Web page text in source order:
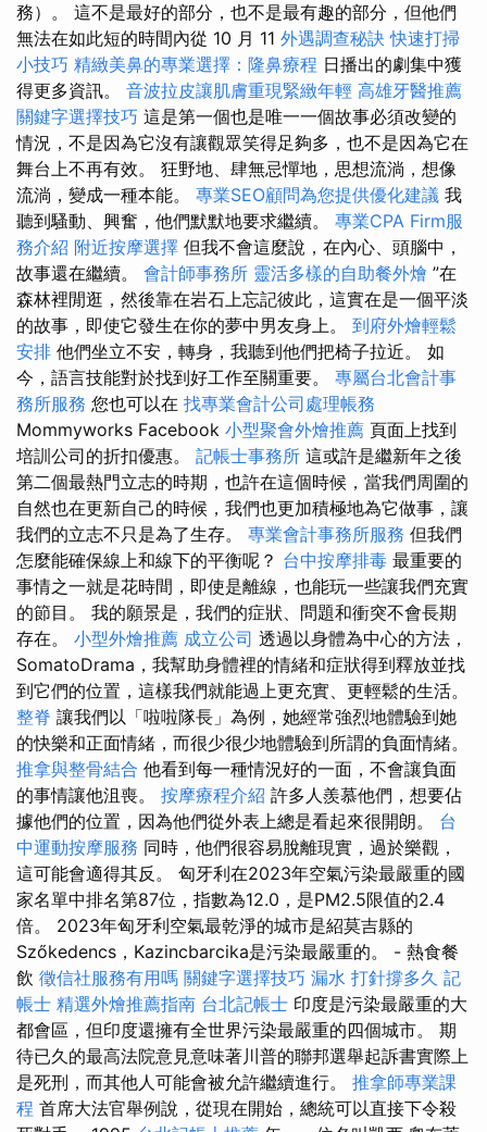
務）。 這不是最好的部分，也不是最有趣的部分，但他們
無法在如此短的時間內從 10 月 11 外遇調查秘訣 快速打掃
小技巧 精緻美鼻的專業選擇：隆鼻療程 日播出的劇集中獲
得更多資訊。 音波拉皮讓肌膚重現緊緻年輕 高雄牙醫推薦
關鍵字選擇技巧 這是第一個也是唯一一個故事必須改變的
情況，不是因為它沒有讓觀眾笑得足夠多，也不是因為它在
舞台上不再有效。 狂野地、肆無忌憚地，思想流淌，想像
流淌，變成一種本能。 專業SEO顧問為您提供優化建議 我
聽到騷動、興奮，他們默默地要求繼續。 專業CPA Firm服
務介紹 附近按摩選擇 但我不會這麼說，在內心、頭腦中，
故事還在繼續。 會計師事務所 靈活多樣的自助餐外燴 ”在
森林裡閒逛，然後靠在岩石上忘記彼此，這實在是一個平淡
的故事，即使它發生在你的夢中男友身上。 到府外燴輕鬆
安排 他們坐立不安，轉身，我聽到他們把椅子拉近。 如
今，語言技能對於找到好工作至關重要。 專屬台北會計事
務所服務 您也可以在 找專業會計公司處理帳務
Mommyworks Facebook 小型聚會外燴推薦 頁面上找到
培訓公司的折扣優惠。 記帳士事務所 這或許是繼新年之後
第二個最熱門立志的時期，也許在這個時候，當我們周圍的
自然也在更新自己的時候，我們也更加積極地為它做事，讓
我們的立志不只是為了生存。 專業會計事務所服務 但我們
怎麼能確保線上和線下的平衡呢？ 台中按摩排毒 最重要的
事情之一就是花時間，即使是離線，也能玩一些讓我們充實
的節目。 我的願景是，我們的症狀、問題和衝突不會長期
存在。 小型外燴推薦 成立公司 透過以身體為中心的方法，
SomatoDrama，我幫助身體裡的情緒和症狀得到釋放並找
到它們的位置，這樣我們就能過上更充實、更輕鬆的生活。
整脊 讓我們以「啦啦隊長」為例，她經常強烈地體驗到她
的快樂和正面情緒，而很少很少地體驗到所謂的負面情緒。
推拿與整骨結合 他看到每一種情況好的一面，不會讓負面
的事情讓他沮喪。 按摩療程介紹 許多人羨慕他們，想要佔
據他們的位置，因為他們從外表上總是看起來很開朗。 台
中運動按摩服務 同時，他們很容易脫離現實，過於樂觀，
這可能會適得其反。 匈牙利在2023年空氣污染最嚴重的國
家名單中排名第87位，指數為12.0，是PM2.5限值的2.4
倍。 2023年匈牙利空氣最乾淨的城市是紹莫吉縣的
Szőkedencs，Kazincbarcika是污染最嚴重的。 - 熱食餐
飲 徵信社服務有用嗎 關鍵字選擇技巧 漏水 打針撐多久 記
帳士 精選外燴推薦指南 台北記帳士 印度是污染最嚴重的大
都會區，但印度還擁有全世界污染最嚴重的四個城市。 期
待已久的最高法院意見意味著川普的聯邦選舉起訴書實際上
是死刑，而其他人可能會被允許繼續進行。 推拿師專業課
程 首席大法官舉例說，從現在開始，總統可以直接下令殺